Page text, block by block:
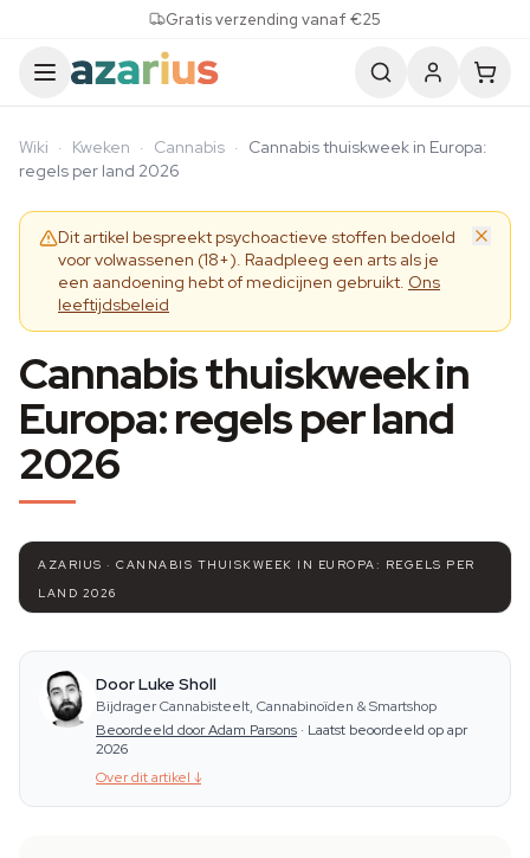
Gratis verzending vanaf €25
Wiki · Kweken · Cannabis · Cannabis thuiskweek in Europa:
regels per land 2026
Dit artikel bespreekt psychoactieve stoffen bedoeld
voor volwassenen (18+). Raadpleeg een arts als je
een aandoening hebt of medicijnen gebruikt. Ons
leeftijdsbeleid
Cannabis thuiskweek in
Europa: regels per land
2026
AZARIUS · CANNABIS THUISKWEEK IN EUROPA: REGELS PER
LAND 2026
Door Luke Sholl
Bijdrager Cannabisteelt, Cannabinoïden & Smartshop
Beoordeeld door Adam Parsons · Laatst beoordeeld op apr
2026
Over dit artikel ↓